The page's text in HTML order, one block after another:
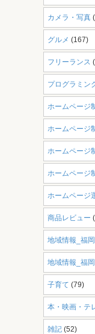
カメラ・写真
グルメ (167)
フリーランス
プログラミン
ホームページ
ホームページ
ホームページ
ホームページ
ホームページ
商品レビュー
地域情報_福岡
地域情報_福
子育て (79)
本・映画・テ
雑記(52)